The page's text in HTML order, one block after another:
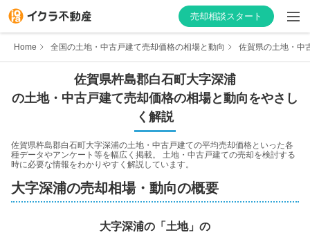
売却相談スタート
はじめての方へ
不動産会社を探す
Home 全国の土地・中古戸建て売却価格の相場と動向 佐賀県の土地・中
佐賀県杵島郡白石町 大字深浦
の土地・中古戸建て売却価格の相場と動向をやさし
く解説
佐賀県杵島郡白石町大字深浦の土地・中古戸建ての平均売却価格といった各
種データやアンケート等を幅広く掲載。 土地・中古戸建ての売却を検討する
時に必要な情報をわかりやすく解説しています。
大字深浦の売却相場・動向の概要
大字深浦の「土地」の